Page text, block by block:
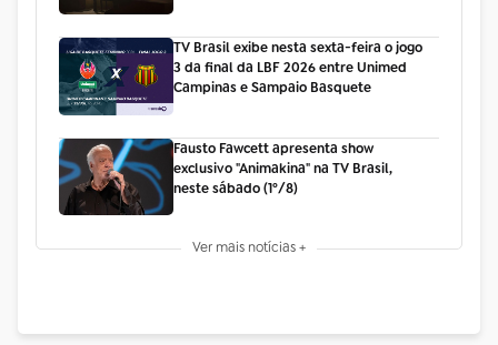
TV Brasil exibe nesta sexta-feira o jogo
3 da final da LBF 2026 entre Unimed
Campinas e Sampaio Basquete
Fausto Fawcett apresenta show
exclusivo "Animakina" na TV Brasil,
neste sábado (1º/8)
Ver mais notícias +